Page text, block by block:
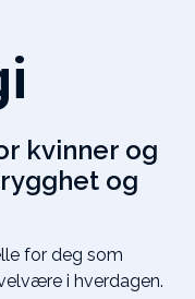
kvinner og
og
for deg som
i hverdagen.